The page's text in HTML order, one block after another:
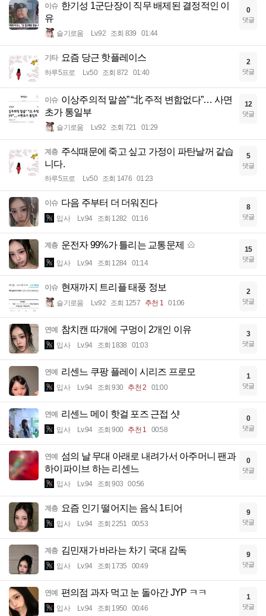
이슈 한기성 1군단장이 직무 배제된 결정적인 이
유
슬기로움 Lv.92 조회 839 01:44
0
댓글
기타 요즘 당근 핫플레이스
하루5프로 Lv.50 조회 872 01:40
2
댓글
이슈 이상주의적 말씀” “北 주적 변함없다”… 사면
초가 통일부
슬기로움 Lv.92 조회 721 01:29
12
댓글
계층 주식때문에 죽고 싶고 가정이 파탄날꺼 같습
니다.
하루5프로 Lv.50 조회 1476 01:23
5
댓글
이슈 다음 주부터 더 더워진다
입사 Lv.94 조회 1282 01:16
8
댓글
계층 운전자 99%가 틀리는 교통문제
입사 Lv.94 조회 1284 01:14
15
댓글
이슈 현재까지 트리플 태풍 정보
슬기로움 Lv.92 조회 1257 추천 1 01:06
2
댓글
연예 참치캔 따개에 구멍이 2개인 이유
입사 Lv.94 조회 1838 01:03
3
댓글
연예 리센느 쿠팡 플레이 시리즈 프로모
입사 Lv.94 조회 930 추천 2 01:00
1
댓글
연예 리센느 메이 핫걸 포즈 근접 샷
입사 Lv.94 조회 900 추천 1 00:58
0
댓글
연예
섬의 날 무대 아래로 내려가서 아주머니 팬과
하이파이브 하는 리센느
입사 Lv.94 조회 903 00:56
0
댓글
계층 요즘 인기 떨어지는 음식 1티어
입사 Lv.94 조회 2251 00:53
9
댓글
계층 김민재가 바라는 차기 국대 감독
입사 Lv.94 조회 1735 00:49
9
댓글
연예 편의점 과자 먹고 눈 돌아간 JYP ㅋㅋ
입사 Lv.94 조회 1950 00:46
1
댓글